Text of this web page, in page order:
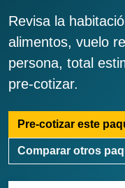
Revisa la
alimentos, vuelo
persona, total
pre-cotizar.
Pre-cotizar este
Comparar otros